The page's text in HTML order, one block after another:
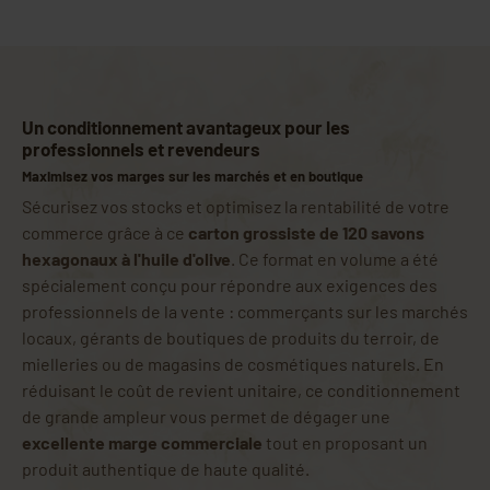
Un conditionnement avantageux pour les
professionnels et revendeurs
Maximisez vos marges sur les marchés et en boutique
Sécurisez vos stocks et optimisez la rentabilité de votre
commerce grâce à ce carton grossiste de 120 savons
hexagonaux à l'huile d'olive. Ce format en volume a été
spécialement conçu pour répondre aux exigences des
professionnels de la vente : commerçants sur les marchés
locaux, gérants de boutiques de produits du terroir, de
mielleries ou de magasins de cosmétiques naturels. En
réduisant le coût de revient unitaire, ce conditionnement
de grande ampleur vous permet de dégager une
excellente marge commerciale tout en proposant un
produit authentique de haute qualité.